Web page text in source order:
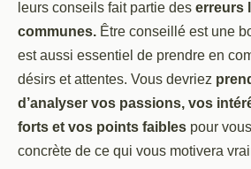
leurs conseils fait partie des erreurs
communes. Être conseillé est une
est aussi essentiel de prendre en
désirs et attentes. Vous devriez
d’analyser vos passions, vos
forts et vos points faibles pour
concrète de ce qui vous motivera